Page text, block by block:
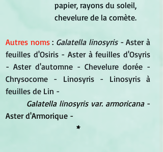
papier, rayons du soleil,
chevelure de la comète.
Autres noms : Galatella linosyris - Aster à
feuilles d'Osiris - Aster à feuilles d'Osyris
- Aster d'automne - Chevelure dorée -
Chrysocome - Linosyris - Linosyris à
feuilles de Lin -
Galatella linosyris var. armoricana -
Aster d'Armorique -
*